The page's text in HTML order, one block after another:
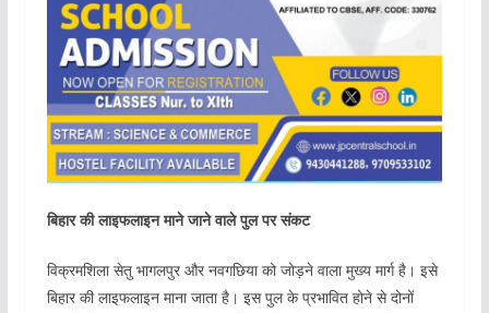
बिहार की लाइफलाइन माने जाने वाले पुल पर संकट
विक्रमशिला सेतु भागलपुर और नवगछिया को जोड़ने वाला मुख्य मार्ग है। इसे
बिहार की लाइफलाइन माना जाता है। इस पुल के प्रभावित होने से दोनों